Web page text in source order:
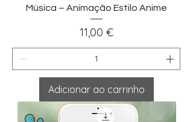
Música – Animação Estilo Anime
Preço
11,00 €
Adicionar ao carrinho